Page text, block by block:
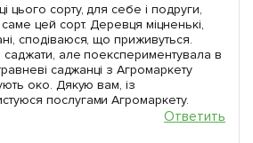
цього сорту, для себе і подруги,
цей сорт. Деревця міцненькі,
сподіваюся, що приживуться.
але поекспериментувала в
саджанці з Агромаркету
око. Дякую вам, із
послугами Агромаркету.
Ответить